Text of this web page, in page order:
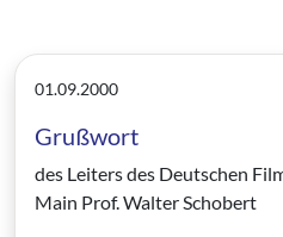
01.09.2000
Grußwort
des Leiters des Deutschen
Main Prof. Walter Schobert